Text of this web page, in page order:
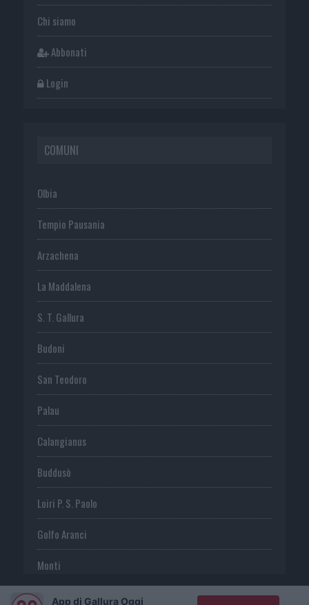
Chi siamo
Abbonati
Login
COMUNI
Olbia
Tempio Pausania
Arzachena
La Maddalena
S. T. Gallura
Budoni
San Teodoro
Palau
Calangianus
Buddusò
Loiri P. S. Paolo
Golfo Aranci
Monti
TeltiApp di Gallura Oggi